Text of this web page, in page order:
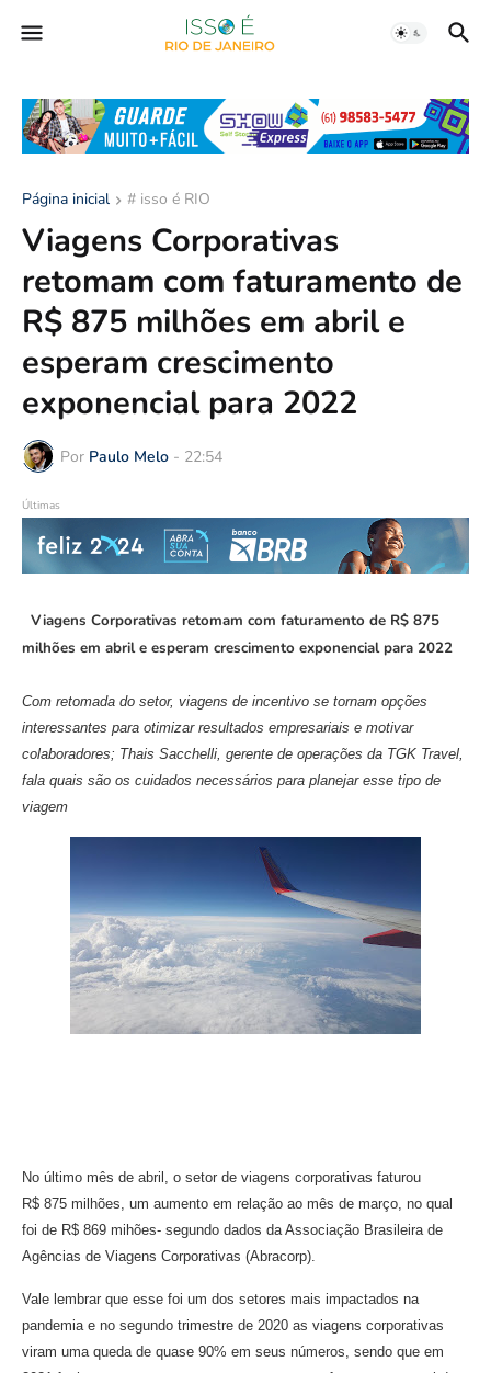
Página inicial # isso é RIO
Viagens Corporativas
retomam com faturamento de
R$ 875 milhões em abril e
esperam crescimento
exponencial para 2022
Por Paulo Melo - 22:54
Últimas
Viagens Corporativas retomam com faturamento de R$ 875
milhões em abril e esperam crescimento exponencial para 2022
Com retomada do setor, viagens de incentivo se tornam opções
interessantes para otimizar resultados empresariais e motivar
colaboradores; Thais Sacchelli, gerente de operações da TGK Travel,
fala quais são os cuidados necessários para planejar esse tipo de
viagem
No último mês de abril, o setor de viagens corporativas faturou
R$ 875 milhões, um aumento em relação ao mês de março, no qual
foi de R$ 869 mihões- segundo dados da Associação Brasileira de
Agências de Viagens Corporativas (Abracorp).
Vale lembrar que esse foi um dos setores mais impactados na
pandemia e no segundo trimestre de 2020 as viagens corporativas
viram uma queda de quase 90% em seus números, sendo que em